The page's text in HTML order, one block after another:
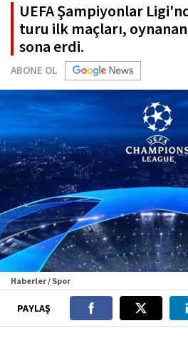
UEFA Şampiyonlar
turu ilk maçları,
sona erdi.
ABONE OL
Haberler / Spor
PAYLAŞ